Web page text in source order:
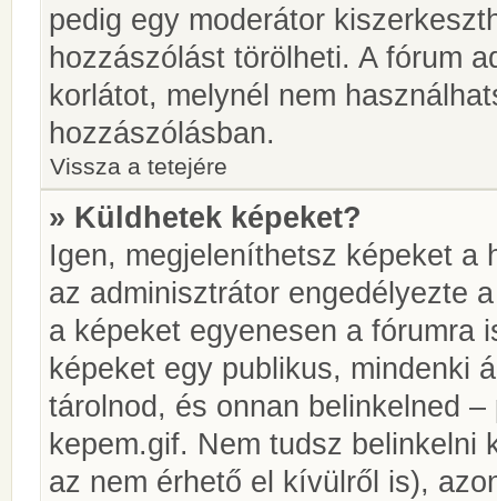
pedig egy moderátor
hozzászólást törölheti. A fórum
korlátot, melynél nem
hozzászólásban.
Vissza a tetejére
» Küldhetek képeket?
Igen, megjeleníthetsz képeket a
az adminisztrátor engedélyezte
a képeket egyenesen a fórumra
képeket egy publikus, mindenki
tárolnod, és onnan belinkelned
kepem.gif. Nem tudsz belinkelni
az nem érhető el kívülről is),